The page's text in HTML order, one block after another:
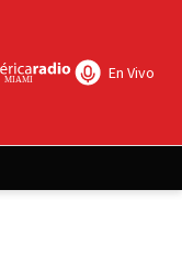
En Vivo